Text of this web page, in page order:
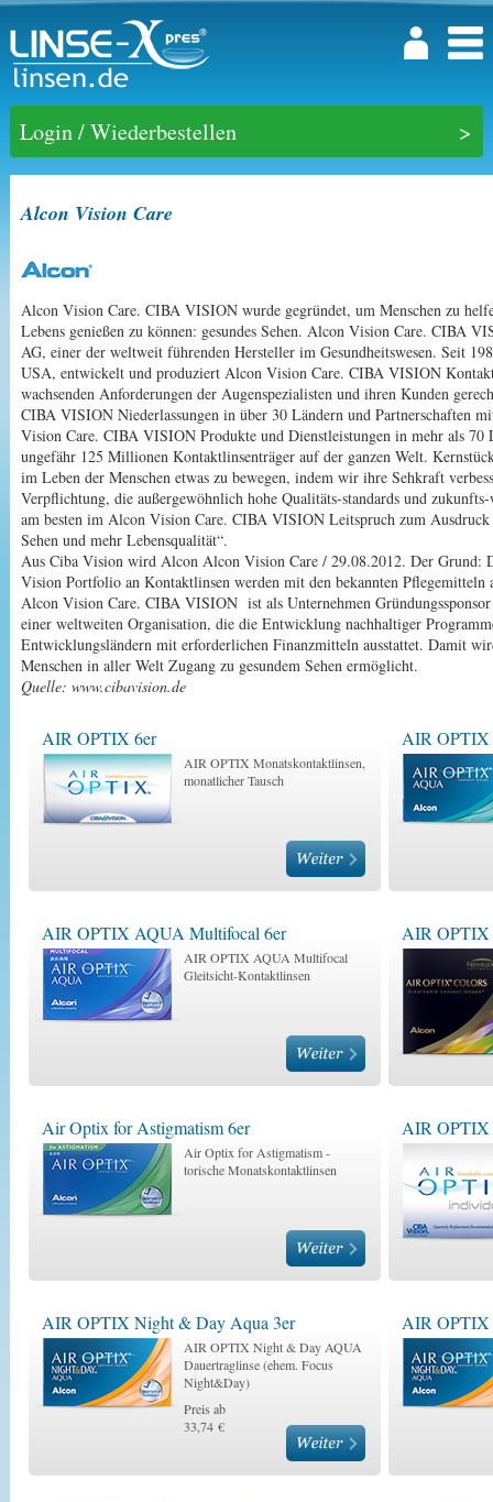
Login / Wiederbestellen
Alcon Vision Care
Alcon Vision Care. CIBA VISION wurde gegründet, um Menschen zu
Lebens genießen zu können: gesundes Sehen. Alcon Vision Care. CIBA
AG, einer der weltweit führenden Hersteller im Gesundheitswesen. Seit
USA, entwickelt und produziert Alcon Vision Care. CIBA VISION
wachsenden Anforderungen der Augenspezialisten und ihren Kunden
CIBA VISION Niederlassungen in über 30 Ländern und Partnerschaften
Vision Care. CIBA VISION Produkte und Dienstleistungen in mehr als 70
ungefähr 125 Millionen Kontaktlinsenträger auf der ganzen Welt.
im Leben der Menschen etwas zu bewegen, indem wir ihre Sehkraft
Verpflichtung, die außergewöhnlich hohe Qualitäts-standards und
am besten im Alcon Vision Care. CIBA VISION Leitspruch zum Ausdruck
Sehen und mehr Lebensqualität“.
Aus Ciba Vision wird Alcon Alcon Vision Care / 29.08.2012. Der Grund:
Vision Portfolio an Kontaktlinsen werden mit den bekannten Pflegemitteln
Alcon Vision Care. CIBA VISION ist als Unternehmen
einer weltweiten Organisation, die die Entwicklung nachhaltiger
Entwicklungsländern mit erforderlichen Finanzmitteln ausstattet. Damit
Menschen in aller Welt Zugang zu gesundem Sehen ermöglicht.
Quelle: www.cibavision.de
AIR OPTIX 6er
AIR OPTIX Monatskontaktlinsen,
monatlicher Tausch
AIR OPTIX
AIR OPTIX AQUA Multifocal 6er
AIR OPTIX AQUA Multifocal
Gleitsicht-Kontaktlinsen
AIR OPTIX
Air Optix for Astigmatism 6er
Air Optix for Astigmatism -
torische Monatskontaktlinsen
AIR OPTIX
AIR OPTIX Night & Day Aqua 3er
AIR OPTIX Night & Day AQUA
Dauertraglinse (ehem. Focus
Night&Day)
Preis ab
33,74 €
AIR OPTIX